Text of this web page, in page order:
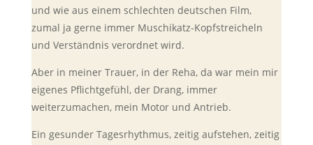
und wie aus einem schlechten deutschen Film,
zumal ja gerne immer Muschikatz-Kopfstreicheln
und Verständnis verordnet wird.
Aber in meiner Trauer, in der Reha, da war mein mir
eigenes Pflichtgefühl, der Drang, immer
weiterzumachen, mein Motor und Antrieb.
Ein gesunder Tagesrhythmus, zeitig aufstehen, zeitig